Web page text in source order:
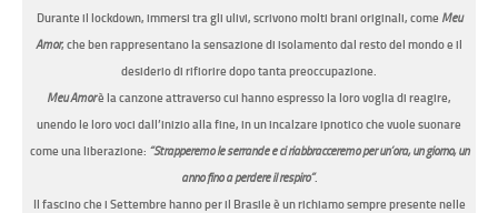
Durante il lockdown, immersi tra gli ulivi, scrivono molti brani originali, come Meu
Amor, che ben rappresentano la sensazione di isolamento dal resto del mondo e il
desiderio di rifiorire dopo tanta preoccupazione.
Meu Amorè la canzone attraverso cui hanno espresso la loro voglia di reagire,
unendo le loro voci dall’inizio alla fine, in un incalzare ipnotico che vuole suonare
come una liberazione: “Strapperemo le serrande e ci riabbracceremo per un’ora, un giorno, un
anno fino a perdere il respiro”.
Il fascino che i Settembre hanno per il Brasile è un richiamo sempre presente nelle